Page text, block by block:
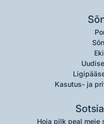
Kasutus- ja
Hoia pilk peal meie